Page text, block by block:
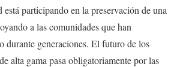
participando en la preservación de una
a las comunidades que han
durante generaciones. El futuro de los
alta gama pasa obligatoriamente por las